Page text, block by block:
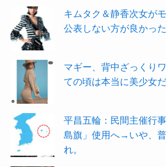
キムタク＆静香次女が
公表しない方が良かっ
マギー、背中ざっくり
ての頃は本当に美少女だ
平昌五輪：民間主催行
島旗」使用へ→いや、
れ。